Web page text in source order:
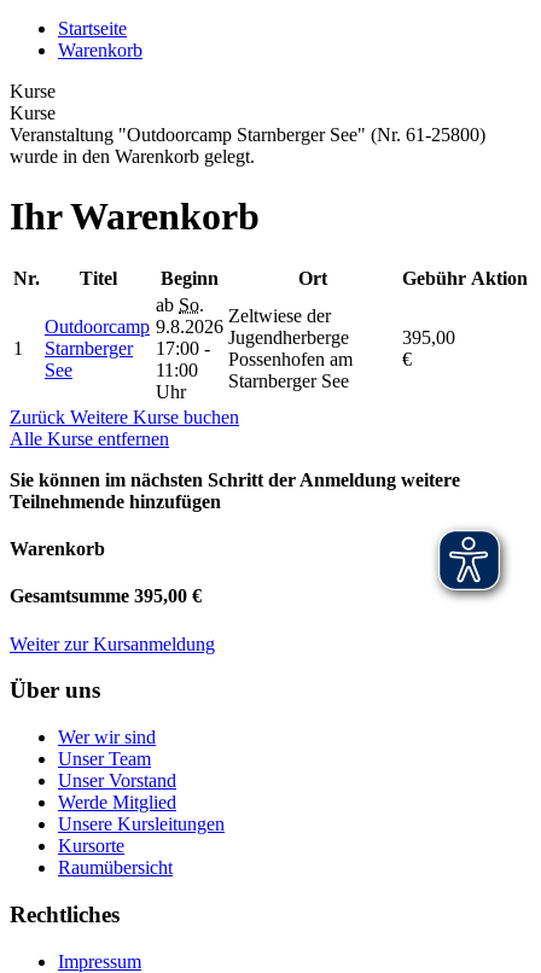
Startseite
Warenkorb
Kurse
Kurse
Veranstaltung "Outdoorcamp Starnberger See" (Nr. 61-25800)
wurde in den Warenkorb gelegt.
Ihr Warenkorb
Nr. Titel Beginn Ort Gebühr Aktion
1
Outdoorcamp
Starnberger
See
ab So.
9.8.2026
17:00 -
11:00
Uhr
Zeltwiese der
Jugendherberge
Possenhofen am
Starnberger See
395,00
€
Zurück Weitere Kurse buchen
Alle Kurse entfernen
Sie können im nächsten Schritt der Anmeldung weitere
Teilnehmende hinzufügen
Warenkorb
Gesamtsumme 395,00 €
Weiter zur Kursanmeldung
Über uns
Wer wir sind
Unser Team
Unser Vorstand
Werde Mitglied
Unsere Kursleitungen
Kursorte
Raumübersicht
Rechtliches
Impressum